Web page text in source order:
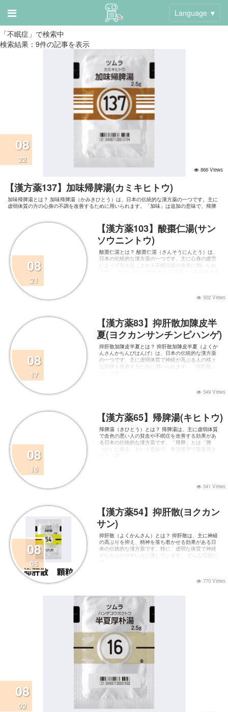
Language ▼
「不眠症」で検索中
検索結果：9件の記事を表示
08
22
866 Views
【漢方薬137】加味帰脾湯(カミキヒトウ)
加味帰脾湯とは？ 加味帰脾湯（かみきひとう）は、日本の伝統的な漢方薬の一つです。主に
虚弱体質の方の心身の不調を改善するために用いられます。「加味」は追加の意味で、帰脾
08
21
【漢方薬103】酸棗仁湯(サン
ソウニントウ)
502 Views
酸棗仁湯とは？ 酸棗仁湯（さんそうにんとう）は、
日本の伝統的な漢方薬の一つです。主に心身の疲労
によって引き起こされる不眠症状の改善に用いられ
08
17
【漢方薬83】抑肝散加陳皮半
夏(ヨクカンサンチンピハンゲ)
549 Views
抑肝散加陳皮半夏とは？ 抑肝散加陳皮半夏（よくか
んさんかちんぴはんげ）は、日本の伝統的な漢方薬
の一つです。主に虚弱体質で神経が高ぶる人の様々
な症状を改善するために用いられます。「抑肝散」
08
16
【漢方薬65】帰脾湯(キヒトウ)
541 Views
帰脾湯（きひとう）とは？ 帰脾湯は、主に虚弱体質
で血色の悪い人の貧血や不眠症を改善する効果があ
る日本の伝統的な漢方薬です。「帰脾」とは「脾
（ひ）に帰る」という意味で、東洋医学で重要視さ
08
05
【漢方薬54】抑肝散(ヨクカン
サン)
770 Views
抑肝散（よくかんさん）とは？ 抑肝散は、主に神経
の高ぶりを抑え、精神を落ち着かせる効果がある日
本の伝統的な漢方薬です。特に、虚弱な体質で神経
がたかぶりやすい人に適しています。 どんな症状に
08
02